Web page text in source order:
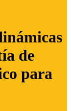
de
para